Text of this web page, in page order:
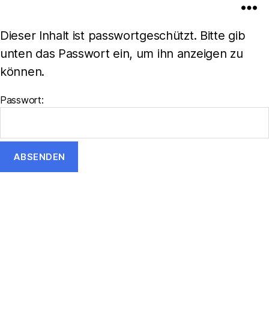
Dieser Inhalt ist passwortgeschützt. Bitte gib
unten das Passwort ein, um ihn anzeigen zu
können.
Passwort: